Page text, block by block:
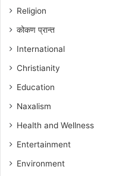
Religion
कोकण प्रान्त
International
Christianity
Education
Naxalism
Health and Wellness
Entertainment
Environment